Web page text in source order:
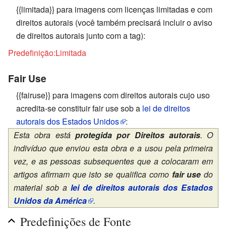
{{limitada}} para imagens com licenças limitadas e com
direitos autorais (você também precisará incluir o aviso
de direitos autorais junto com a tag):
Predefinição:Limitada
Fair Use
{{fairuse}} para imagens com direitos autorais cujo uso
acredita-se constituir fair use sob a lei de direitos
autorais dos Estados Unidos
:
Esta obra está protegida por Direitos autorais. O
indivíduo que enviou esta obra e a usou pela primeira
vez, e as pessoas subsequentes que a colocaram em
artigos afirmam que isto se qualifica como fair use do
material sob alei de direitos autorais dos Estados
Unidos da América
.
Predefinições de Fonte